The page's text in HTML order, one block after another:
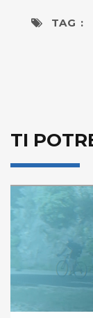
TAG :
TI